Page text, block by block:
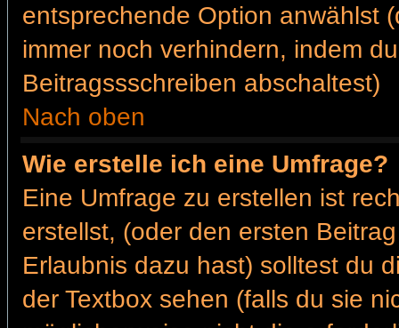
entsprechende Option anwählst
immer noch verhindern, indem
Beitragssschreiben abschaltest)
Nach oben
Wie erstelle ich eine Umfrage?
Eine Umfrage zu erstellen ist
erstellst, (oder den ersten
Erlaubnis dazu hast) solltest du
der Textbox sehen (falls du sie